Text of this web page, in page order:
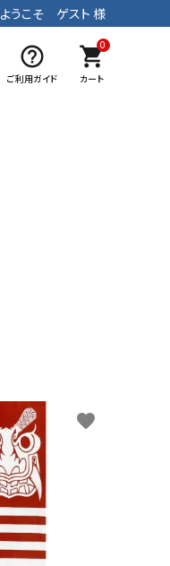
ようこそ ゲスト 様
help_outline
ご利用ガイド
0
shopping_cart
カート
favorite